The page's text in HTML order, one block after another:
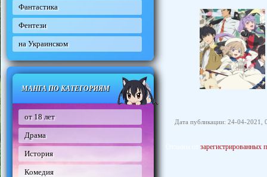
Фантастика
Фентези
на Украинском
МАНГА ПО КАТЕГОРИЯМ
от 18 лет
Драма
История
Комедия
Дата публикации: 24-04-2021,
зарегистрированных